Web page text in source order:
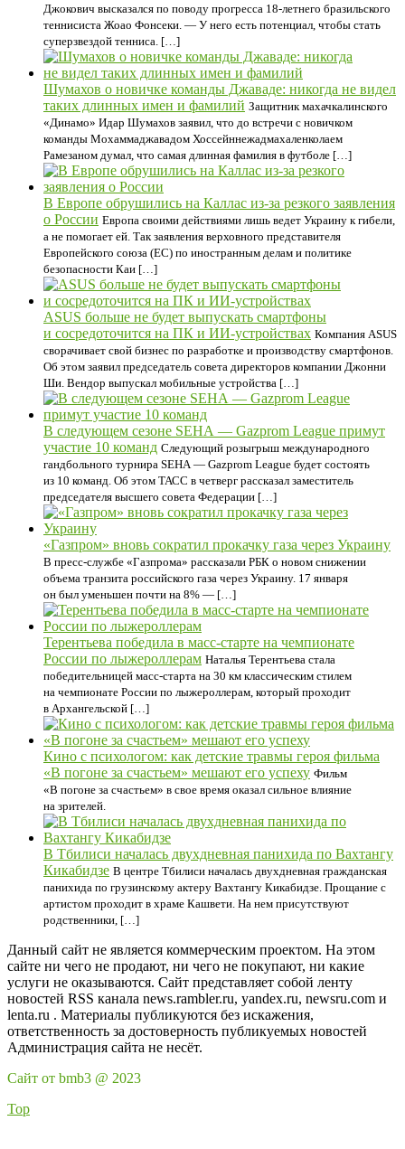
Джокович высказался по поводу прогресса 18-летнего бразильского
теннисиста Жоао Фонсеки. — У него есть потенциал, чтобы стать
суперзвездой тенниса. […]
Шумахов о новичке команды Джаваде: никогда не видел
таких длинных имен и фамилий Защитник махачкалинского
«Динамо» Идар Шумахов заявил, что до встречи с новичком
команды Мохаммаджавадом Хоссейннежадмахаленколаем
Рамезаном думал, что самая длинная фамилия в футболе […]
В Европе обрушились на Каллас из-за резкого заявления
о России Европа своими действиями лишь ведет Украину к гибели,
а не помогает ей. Так заявления верховного представителя
Европейского союза (ЕС) по иностранным делам и политике
безопасности Каи […]
ASUS больше не будет выпускать смартфоны
и сосредоточится на ПК и ИИ-устройствах Компания ASUS
сворачивает свой бизнес по разработке и производству смартфонов.
Об этом заявил председатель совета директоров компании Джонни
Ши. Вендор выпускал мобильные устройства […]
В следующем сезоне SEHA — Gazprom League примут
участие 10 команд Следующий розыгрыш международного
гандбольного турнира SEHA — Gazprom League будет состоять
из 10 команд. Об этом ТАСС в четверг рассказал заместитель
председателя высшего совета Федерации […]
«Газпром» вновь сократил прокачку газа через Украину
В пресс-службе «Газпрома» рассказали РБК о новом снижении
объема транзита российского газа через Украину. 17 января
он был уменьшен почти на 8% — […]
Терентьева победила в масс‑старте на чемпионате
России по лыжероллерам Наталья Терентьева стала
победительницей масс‑старта на 30 км классическим стилем
на чемпионате России по лыжероллерам, который проходит
в Архангельской […]
Кино с психологом: как детские травмы героя фильма
«В погоне за счастьем» мешают его успеху Фильм
«В погоне за счастьем» в свое время оказал сильное влияние
на зрителей.
В Тбилиси началась двухдневная панихида по Вахтангу
Кикабидзе В центре Тбилиси началась двухдневная гражданская
панихида по грузинскому актеру Вахтангу Кикабидзе. Прощание с
артистом проходит в храме Кашвети. На нем присутствуют
родственники, […]
Данный сайт не является коммерческим проектом. На этом
сайте ни чего не продают, ни чего не покупают, ни какие
услуги не оказываются. Сайт представляет собой ленту
новостей RSS канала news.rambler.ru, yandex.ru, newsru.com и
lenta.ru . Материалы публикуются без искажения,
ответственность за достоверность публикуемых новостей
Администрация сайта не несёт.
Сайт от bmb3 @ 2023
Top